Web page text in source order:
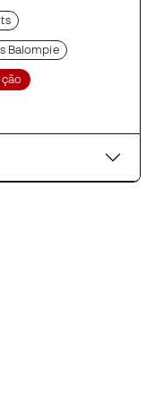
Balompie